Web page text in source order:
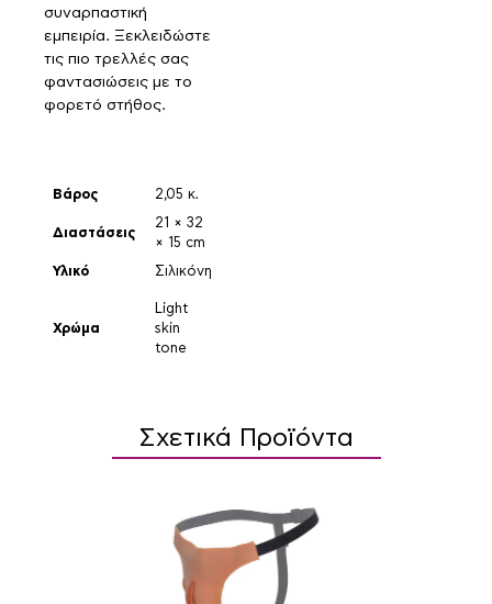
συναρπαστική
εμπειρία. Ξεκλειδώστε
τις πιο τρελλές σας
φαντασιώσεις με το
φορετό στήθος.
Βάρος 2,05 κ.
Διαστάσεις
21 × 32
× 15 cm
Υλικό
Σιλικόνη
Χρώμα
Light
skin
tone
Σχετικά Προϊόντα